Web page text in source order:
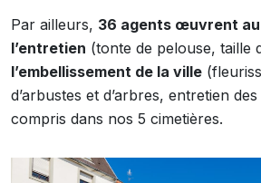
Par ailleurs, 36 agents œuvrent
l’entretien (tonte de pelouse, taille
l’embellissement de la ville
d’arbustes et d’arbres, entretien
compris dans nos 5 cimetières.